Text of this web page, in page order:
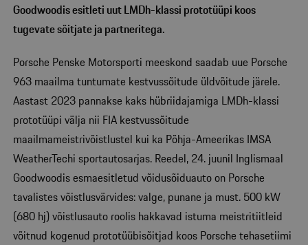
Goodwoodis esitleti uut LMDh-klassi prototüüpi koos
tugevate sõitjate ja partneritega.
Porsche Penske Motorsporti meeskond saadab uue Porsche
963 maailma tuntumate kestvussõitude üldvõitude järele.
Aastast 2023 pannakse kaks hübriidajamiga LMDh-klassi
prototüüpi välja nii FIA kestvussõitude
maailmameistrivõistlustel kui ka Põhja-Ameerikas IMSA
WeatherTechi sportautosarjas. Reedel, 24. juunil Inglismaal
Goodwoodis esmaesitletud võidusõiduauto on Porsche
tavalistes võistlusvärvides: valge, punane ja must. 500 kW
(680 hj) võistlusauto roolis hakkavad istuma meistritiitleid
võitnud kogenud prototüübisõitjad koos Porsche tehasetiimi